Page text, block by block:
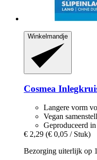
Winkelmandje
Cosmea
Langere vorm
Vegan
Geproduceerd
€ 2,29 (€ 0,05 / Stuk)
Bezorging uiterlijk op